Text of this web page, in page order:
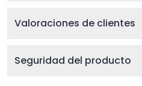
Valoraciones de clientes
Seguridad del producto